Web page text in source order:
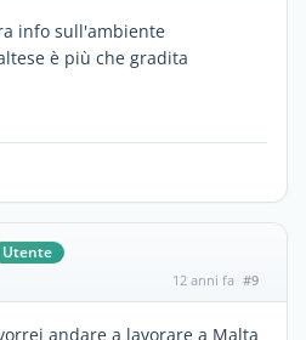
info sull'ambiente
è più che gradita
Utente
12 anni fa #9
andare a lavorare a Malta